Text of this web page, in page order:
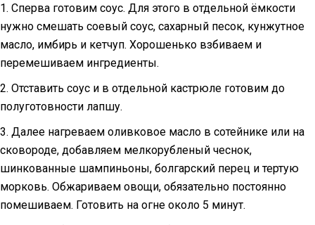
1. Сперва готовим соус. Для этого в отдельной ёмкости
нужно смешать соевый соус, сахарный песок, кунжутное
масло, имбирь и кетчуп. Хорошенько взбиваем и
перемешиваем ингредиенты.
2. Отставить соус и в отдельной кастрюле готовим до
полуготовности лапшу.
3. Далее нагреваем оливковое масло в сотейнике или на
сковороде, добавляем мелкорубленый чеснок,
шинкованные шампиньоны, болгарский перец и тертую
морковь. Обжариваем овощи, обязательно постоянно
помешиваем. Готовить на огне около 5 минут.